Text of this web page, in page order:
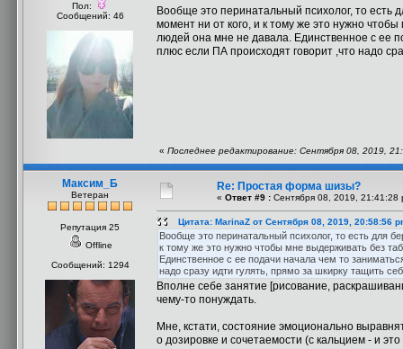
Пол:
Сообщений: 46
Вообще это перинатальный психолог, то
момент ни от кого, и к тому же это нужно
людей она мне не давала. Единственное с ее
плюс если ПА происходят говорит ,что надо
« Последнее редактирование: Сентября 08, 2019,
Максим_Б
Ветеран
Репутация 25
Offline
Сообщений: 1294
Re: Простая форма шизы?
« Ответ #9 : Сентября 08, 2019, 21:41:28
Цитата: MarinaZ от Сентября 08, 2019, 20:58:56
Вообще это перинатальный психолог, то есть для
к тому же это нужно чтобы мне выдерживать без
Единственное с ее подачи начала чем то
надо сразу идти гулять, прямо за шкирку тащить
Вполне себе занятие [рисование,
чему-то понуждать.
Мне, кстати, состояние эмоционально
о дозировке и сочетаемости (с кальцием - и